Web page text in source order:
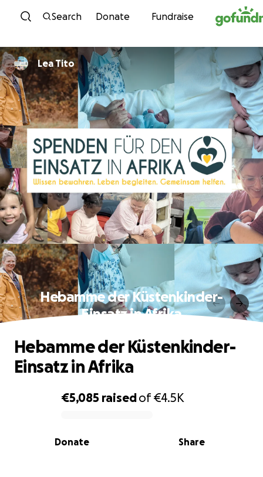
Skip to content
Search Donate Fundraise
Lea Tito
Hebamme der Küstenkinder-
Einsatz in Afrika
0% complete
€5,085 raisedof€4.5K
Share
Donate
Hebamme der Küstenkinder-
Einsatz in Afrika